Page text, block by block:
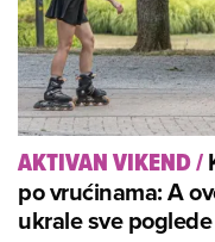
AKTIVAN VIKEND/
po vrućinama: A
ukrale sve poglede